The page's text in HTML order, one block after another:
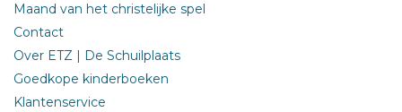
Maand van het christelijke spel
Contact
Over ETZ | De Schuilplaats
Goedkope kinderboeken
Klantenservice